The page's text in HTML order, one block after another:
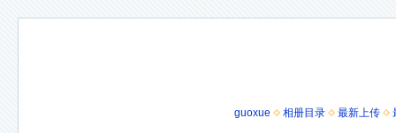
guoxue 相册目录 最新上传